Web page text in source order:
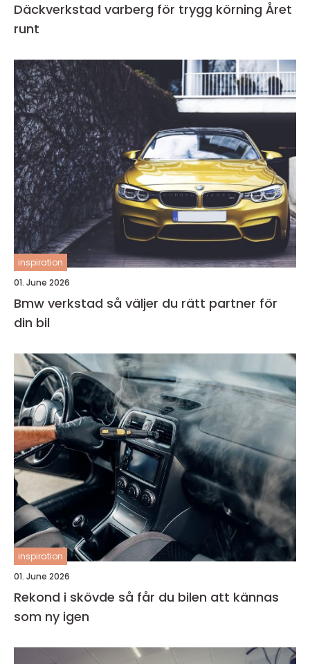
Däckverkstad varberg för trygg körning Året
runt
inspiration
01. June 2026
Bmw verkstad så väljer du rätt partner för
din bil
inspiration
01. June 2026
Rekond i skövde så får du bilen att kännas
som ny igen